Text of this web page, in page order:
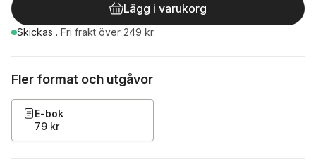
Lägg i varukorg
Skickas . Fri frakt över 249 kr.
Fler format och utgåvor
E-bok
79 kr